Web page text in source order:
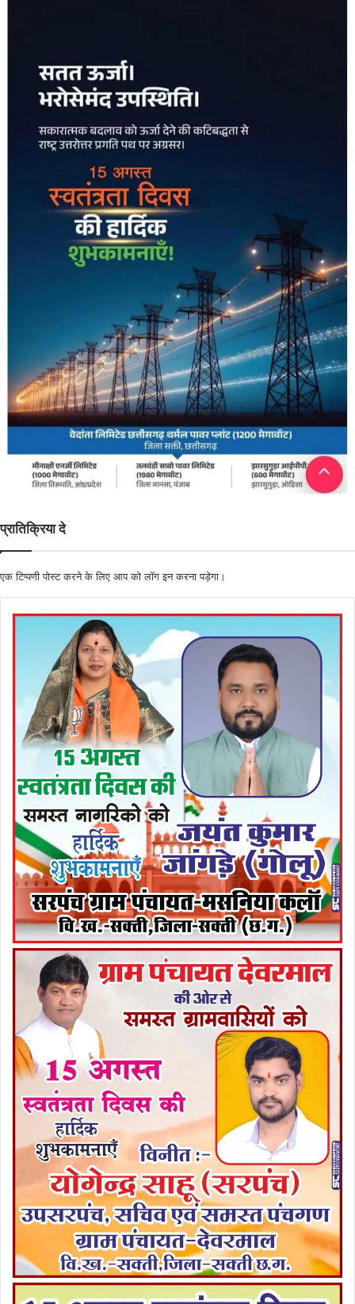
प्रातिक्रिया दे
एक टिप्पणी पोस्ट करने के लिए आप कोलॉग इनकरना पड़ेगा।